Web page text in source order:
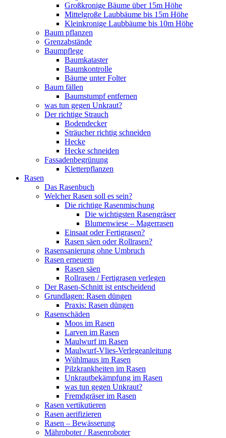
Großkronige Bäume über 15m Höhe
Mittelgroße Laubbäume bis 15m Höhe
Kleinkronige Laubbäume bis 10m Höhe
Baum pflanzen
Grenzabstände
Baumpflege
Baumkataster
Baumkontrolle
Bäume unter Folter
Baum fällen
Baumstumpf entfernen
was tun gegen Unkraut?
Der richtige Strauch
Bodendecker
Sträucher richtig schneiden
Hecke
Hecke schneiden
Fassadenbegrünung
Kletterpflanzen
Rasen
Das Rasenbuch
Welcher Rasen soll es sein?
Die richtige Rasenmischung
Die wichtigsten Rasengräser
Blumenwiese – Magerrasen
Einsaat oder Fertigrasen?
Rasen säen oder Rollrasen?
Rasensanierung ohne Umbruch
Rasen erneuern
Rasen säen
Rollrasen / Fertigrasen verlegen
Der Rasen-Schnitt ist entscheidend
Grundlagen: Rasen düngen
Praxis: Rasen düngen
Rasenschäden
Moos im Rasen
Larven im Rasen
Maulwurf im Rasen
Maulwurf-Vlies-Verlegeanleitung
Wühlmaus im Rasen
Pilzkrankheiten im Rasen
Unkrautbekämpfung im Rasen
was tun gegen Unkraut?
Fremdgräser im Rasen
Rasen vertikutieren
Rasen aerifizieren
Rasen – Bewässerung
Mähroboter / Rasenroboter